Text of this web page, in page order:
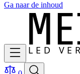
Ga naar de inhoud